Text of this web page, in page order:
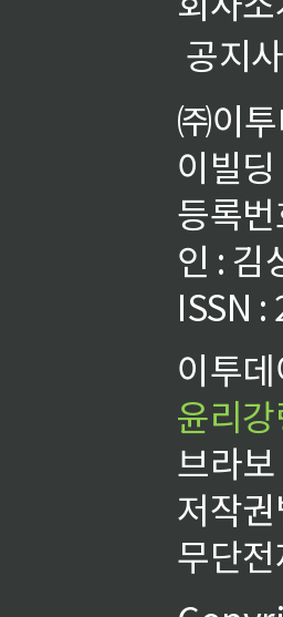
공지
㈜이
이빌
등록
인 : 김
ISSN
이투
윤리강
브라
저작
무단